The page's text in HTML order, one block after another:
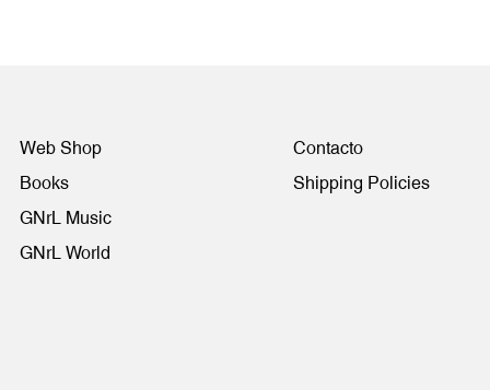
Web Shop
Books
GNrL Music
GNrL World
Contacto
Shipping Policies